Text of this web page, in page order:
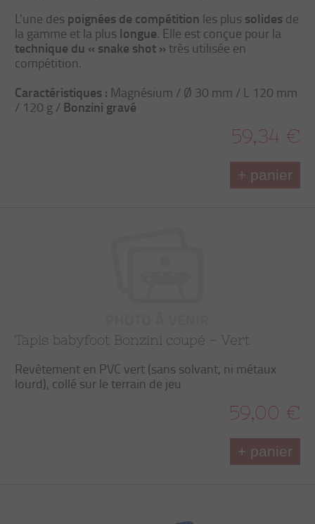
L'une des poignées de compétition les plus solides de
la gamme et la plus longue. Elle est conçue pour la
technique du « snake shot » très utilisée en
compétition.
Caractéristiques : Magnésium / Ø 30 mm / L 120 mm
/ 120 g / Bonzini gravé
59,34 €
+ panier
Tapis babyfoot Bonzini coupé – Vert
Revêtement en PVC vert (sans solvant, ni métaux
lourd), collé sur le terrain de jeu
59,00 €
+ panier